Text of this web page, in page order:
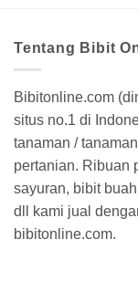
Tentang Bibit
Bibitonline.com
situs no.1 di
tanaman /
pertanian. Ribuan
sayuran, bibit
dll kami jual
bibitonline.com.